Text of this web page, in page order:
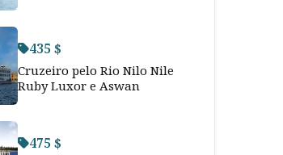
435 $
Cruzeiro pelo Rio Nilo Nile
Ruby Luxor e Aswan
475 $